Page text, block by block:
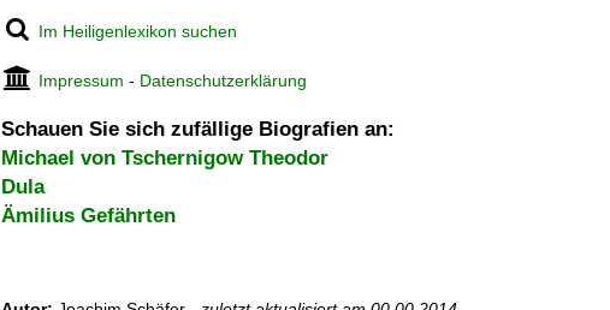
Im Heiligenlexikon suchen
Impressum - Datenschutzerklärung
Schauen Sie sich zufällige Biografien an:
Michael von Tschernigow Theodor
Dula
Ämilius Gefährten